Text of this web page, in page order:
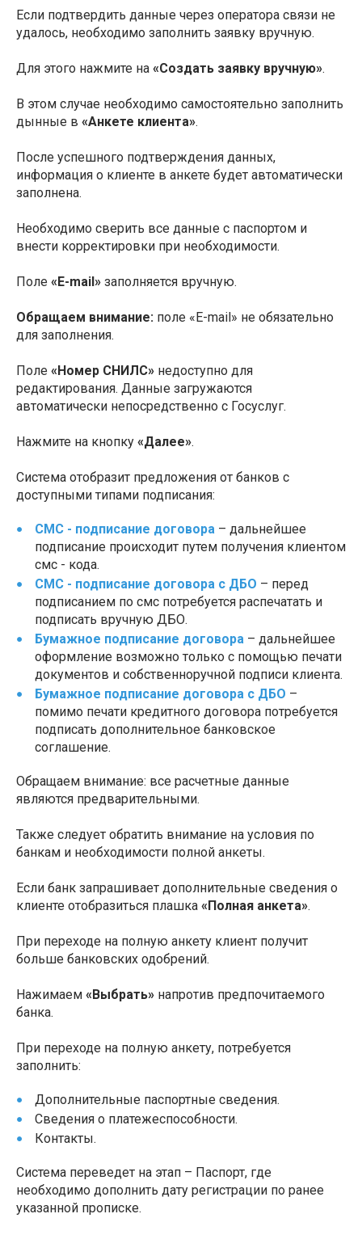
Если подтвердить данные через оператора связи не
удалось, необходимо заполнить заявку вручную.
Для этого нажмите на «Создать заявку вручную».
В этом случае необходимо самостоятельно заполнить
дынные в «Анкете клиента».
После успешного подтверждения данных,
информация о клиенте в анкете будет автоматически
заполнена.
Необходимо сверить все данные с паспортом и
внести корректировки при необходимости.
Поле «E-mail» заполняется вручную.
Обращаем внимание: поле «E-mail» не обязательно
для заполнения.
Поле «Номер СНИЛС» недоступно для
редактирования. Данные загружаются
автоматически непосредственно с Госуслуг.
Нажмите на кнопку «Далее».
Система отобразит предложения от банков с
доступными типами подписания:
СМС - подписание договора– дальнейшее
подписание происходит путем получения клиентом
смс - кода.
СМС - подписание договора с ДБО – перед
подписанием по смс потребуется распечатать и
подписать вручную ДБО.
Бумажное подписание договора– дальнейшее
оформление возможно только с помощью печати
документов и собственноручной подписи клиента.
Бумажное подписание договора с ДБО –
помимо печати кредитного договора потребуется
подписать дополнительное банковское
соглашение.
Обращаем внимание: все расчетные данные
являются предварительными.
Также следует обратить внимание на условия по
банкам и необходимости полной анкеты.
Если банк запрашивает дополнительные сведения о
клиенте отобразиться плашка «Полная анкета».
При переходе на полную анкету клиент получит
больше банковских одобрений.
Нажимаем «Выбрать» напротив предпочитаемого
банка.
При переходе на полную анкету, потребуется
заполнить:
Дополнительные паспортные сведения.
Сведения о платежеспособности.
Контакты.
Система переведет на этап – Паспорт, где
необходимо дополнить дату регистрации по ранее
указанной прописке.